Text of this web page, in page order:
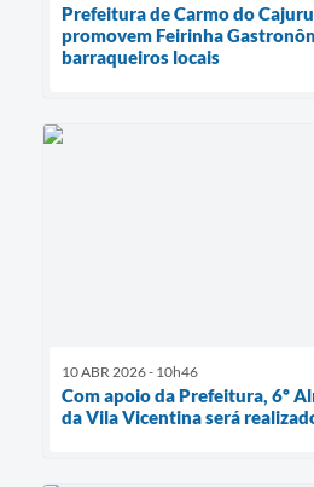
Prefeitura de Carmo do
promovem Feirinha
barraqueiros locais
10 ABR 2026 - 10h46
Com apoio da Prefeitura, 6º
da Vila Vicentina será